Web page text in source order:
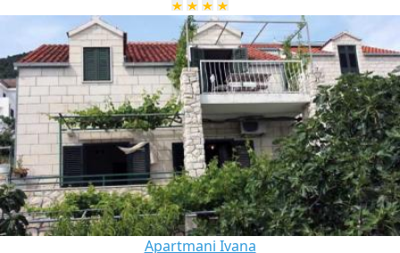
Apartmani Ivana